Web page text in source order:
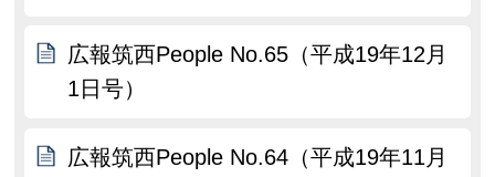
広報筑西People No.65（平成19年12月
1日号）
広報筑西People No.64（平成19年11月